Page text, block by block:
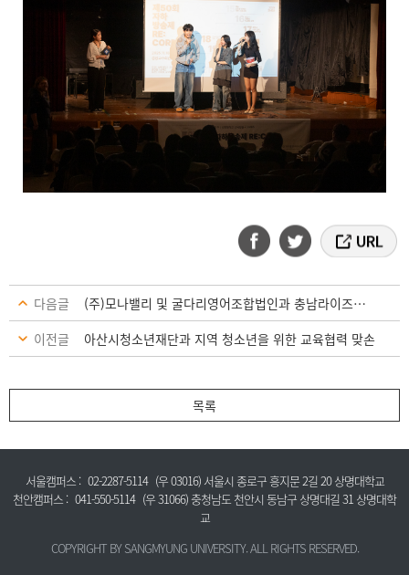
다음글
(주)모나밸리 및 굴다리영어조합법인과 충남라이즈사업 연계을 위해 맞손
이전글
아산시청소년재단과 지역 청소년을 위한 교육협력 맞손
목록
서울캠퍼스 : 02-2287-5114 (우 03016) 서울시 종로구 흥지문 2길 20 상명대학교
천안캠퍼스 : 041-550-5114 (우 31066) 충청남도 천안시 동남구 상명대길 31 상명대학
교
COPYRIGHT BY SANGMYUNG UNIVERSITY. ALL RIGHTS RESERVED.